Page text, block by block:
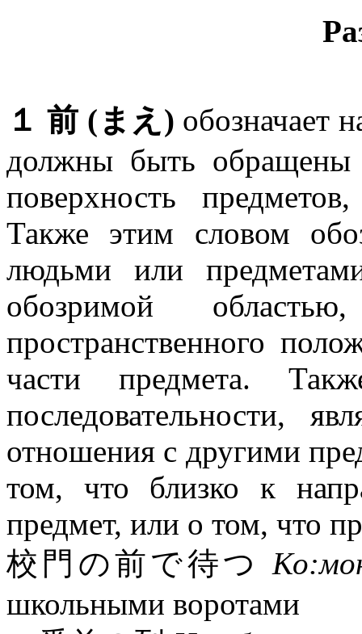
１ 前 (まえ) обозначает
должны быть
поверхность
Также этим словом
людьми или
обозримой
пространственного
части предмета.
последовательности,
отношения с другими
том, что близко к
предмет, или о том, что
校門の前で待つ
школьными воротами